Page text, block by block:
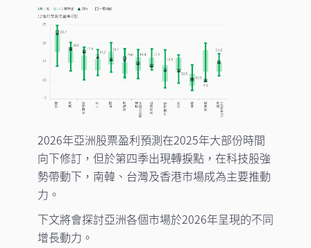
2026年亞洲股票盈利預測在2025年大部份時間
向下修訂，但於第四季出現轉捩點，在科技股強
勢帶動下，南韓、台灣及香港市場成為主要推動
力。
下文將會探討亞洲各個市場於2026年呈現的不同
增長動力。